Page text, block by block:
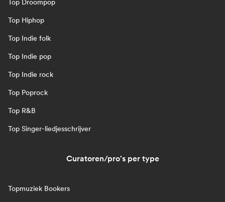
Top Droompop
Top Hiphop
Top Indie folk
Top Indie pop
Top Indie rock
Top Poprock
Top R&B
Top Singer-liedjesschrijver
Curatoren/pro's per type
Topmuziek Bookers